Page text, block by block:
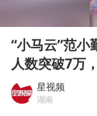
Play
“小马云”范
人数突破7万
星视频
湖南